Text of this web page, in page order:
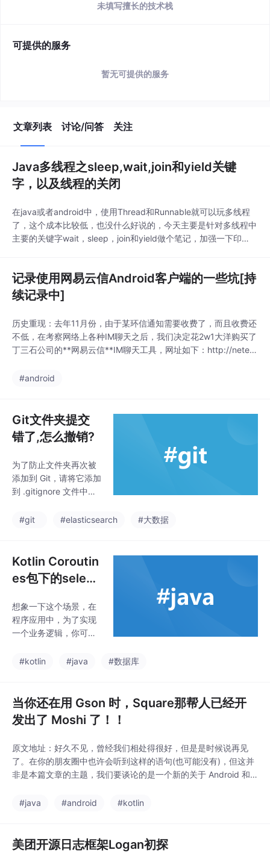
未填写擅长的技术栈
可提供的服务
暂无可提供的服务
文章列表 讨论/问答 关注
Java多线程之sleep,wait,join和yield关键
字，以及线程的关闭
在java或者android中，使用Thread和Runnable就可以玩多线程
了，这个成本比较低，也没什么好说的，今天主要是针对多线程中
主要的关键字wait，sleep，join和yield做个笔记，加强一下印
关的等待池中，同时失去了对象的锁功能
记录使用网易云信Android客户端的一些坑[持
续记录中]
历史重现：去年11月份，由于某环信通知需要收费了，而且收费还
不低，在考察网络上各种IM聊天之后，我们决定花2w1大洋购买了
丁三石公司的**网易云信**IM聊天工具，网址如下：http://netea
的。如果大家想更换IM工具，网易的还是可以考虑入手的:) 虽然价
#android
Git文件夹提交
错了,怎么撤销?
为了防止文件夹再次被
添加到 Git，请将它添加
到 .gitignore 文件中。
程仓库，但需要从整个
文件。只想停止跟踪某
个文件夹，但保留本地
文件夹。文件夹已经被
从 Git 中移除文件夹的
跟踪。
#git #elasticsearch #大数据
Kotlin Coroutin
es包下的select
想象一下这个场景，在
程序应用中，为了实现
一个业务逻辑，你可能
但是我只需要最快实现
t函数了。如果还不是很
清楚啥意思，我们可以
看下图：最近黄金比较
实时查询黄金的价格，
现在网易服务器和头条
服务器都同时提供查询
点上理论上网易服务器
时同时向网易和头条服
#kotlin #java #数据库
当你还在用 Gson 时，Square那帮人已经开
发出了 Moshi 了！！
原文地址：好久不见，曾经我们相处得很好，但是是时候说再见
了。在你的朋友圈中也许会听到这样的语句(也可能没有)，但这并
非是本篇文章的主题，我们要谈论的是一个新的关于 Android 和 k
谈论为啥Moshi是更优秀的框架，或者怎么迁移到 Moshi之前，我
#java #android #kotlin
美团开源日志框架Logan初探